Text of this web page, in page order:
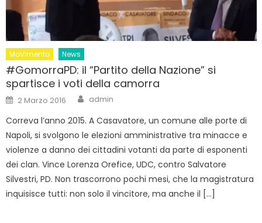
MoVimento News
#GomorraPD: il “Partito della Nazione” si
spartisce i voti della camorra
Posted
on
2 Marzo 2016 Author
admin
Correva l’anno 2015. A Casavatore, un comune alle porte di
Napoli, si svolgono le elezioni amministrative tra minacce e
violenze a danno dei cittadini votanti da parte di esponenti
dei clan. Vince Lorenza Orefice, UDC, contro Salvatore
Silvestri, PD. Non trascorrono pochi mesi, che la magistratura
inquisisce tutti: non solo il vincitore, ma anche il […]